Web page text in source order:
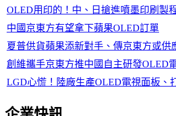
OLED用印的！中、日搶進噴墨印刷製
中國京東方有望拿下蘋果OLED訂單
夏普供貨蘋果添新對手、傳京東方或供
創維攜手京東方推中國自主研發OLED
LGD心慌！陸廠生產OLED電視面板、